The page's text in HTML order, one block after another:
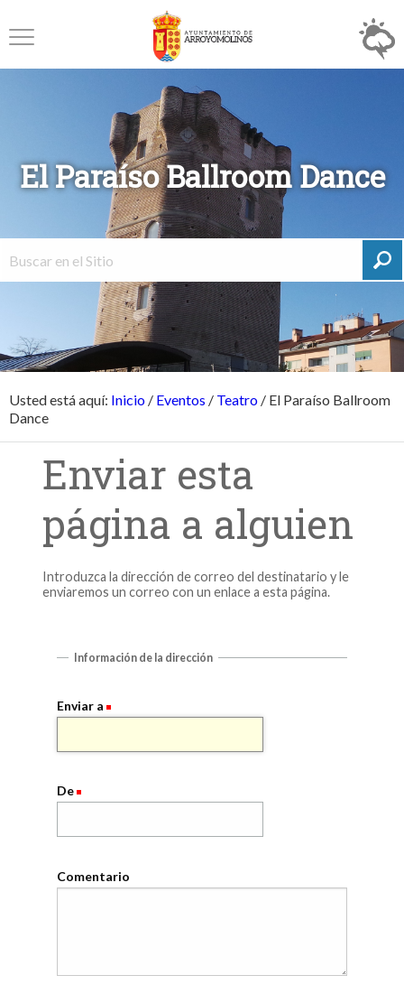
El Paraíso Ballroom Dance
Usted está aquí: Inicio / Eventos / Teatro / El Paraíso Ballroom
Dance
Enviar esta
página a alguien
Introduzca la dirección de correo del destinatario y le
enviaremos un correo con un enlace a esta página.
Información de la dirección
Enviar a
De
Comentario